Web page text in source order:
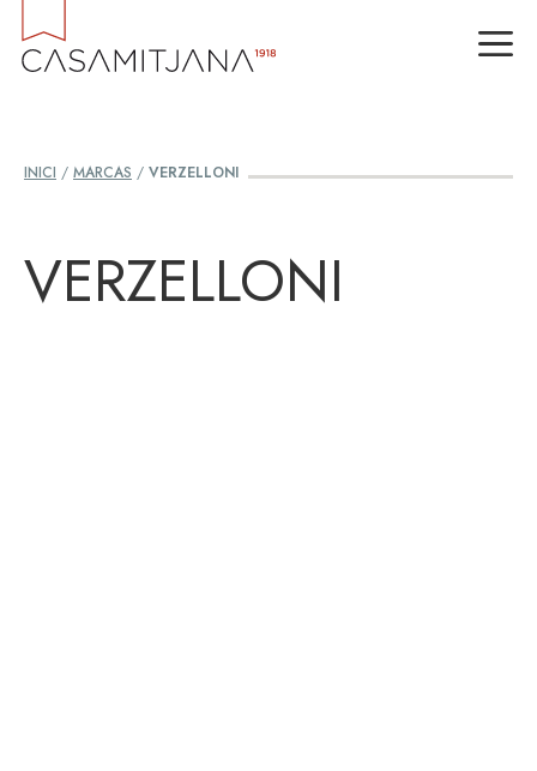
INICI / MARCAS / VERZELLONI
VERZELLONI